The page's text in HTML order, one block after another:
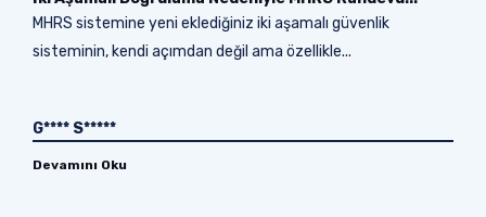
MHRS sistemine yeni eklediğiniz iki aşamalı güvenlik
sisteminin, kendi açımdan değil ama özellikle...
G**** S*****
Devamını Oku